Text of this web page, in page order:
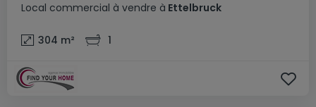
Local commercial à vendre à Ettelbruck
304 m² 1